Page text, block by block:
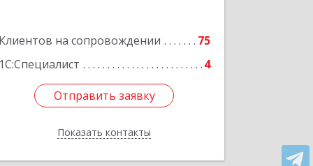
Клиентов на сопровождении
75
1С:Специалист
4
Отправить заявку
Показать контакты
Отправить заявку
Назад